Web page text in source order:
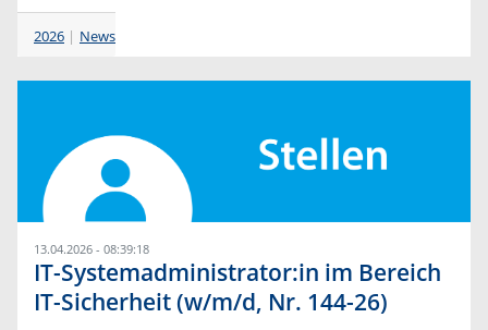
2026 News
13.04.2026 - 08:39:18
IT-Systemadministrator:in im Bereich
IT-Sicherheit (w/m/d, Nr. 144-26)